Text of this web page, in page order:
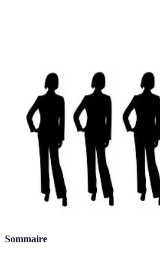
Sommaire